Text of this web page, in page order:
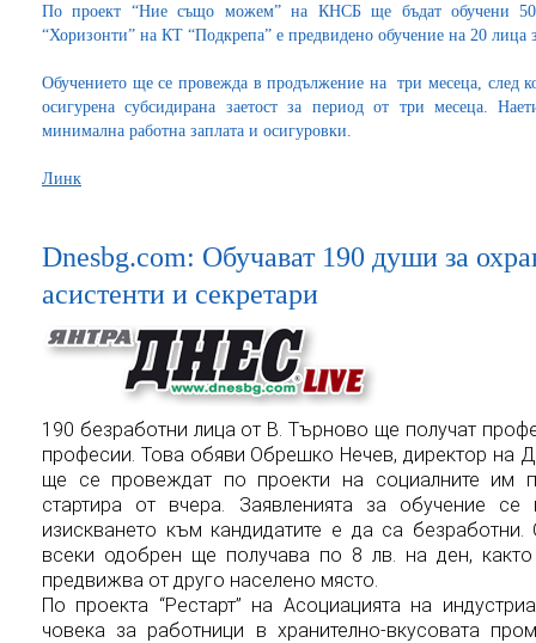
По проект “Ние също можем” на КНСБ ще бъдат обучени 50
“Хоризонти” на КТ “Подкрепа” е предвидено обучение на 20 лица
Обучението ще се провежда в продължение на три месеца, след
осигурена субсидирана заетост за период от три месеца.
минимална работна заплата и осигуровки.
Линк
Dnesbg.com: Обучават 190 души за
асистенти и секретари
190 безработни лица от В. Търново ще получат
професии. Това обяви Обрешко Нечев, директор на
ще се провеждат по проекти на социалните им
стартира от вчера. Заявленията за обучение
изискването към кандидатите е да са
всеки одобрен ще получава по 8 лв. на ден,
предвижва от друго населено място.
По проекта “Рестарт” на Асоциацията на
човека за работници в хранително-вкусовата